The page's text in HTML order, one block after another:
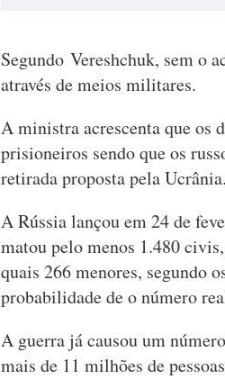
Segundo Vereshchuk, sem o
através de meios militares.
A ministra acrescenta que os
prisioneiros sendo que os
retirada proposta pela Ucrânia.
A Rússia lançou em 24 de
matou pelo menos 1.480
quais 266 menores, segundo
probabilidade de o número
A guerra já causou um
mais de 11 milhões de